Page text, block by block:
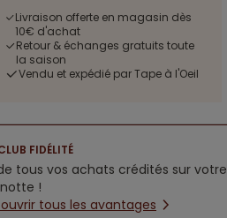
Livraison offerte en magasin dès
10€ d'achat
Retour & échanges gratuits toute
la saison
Vendu et expédié par Tape à l'Oeil
CLUB FIDÉLITÉ
de tous vos achats crédités sur votre
!
tous les avantages